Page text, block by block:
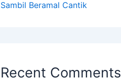
Sambil Beramal Cantik
Recent Comments